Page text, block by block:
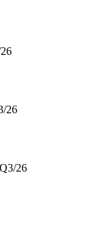
26
Q3/26